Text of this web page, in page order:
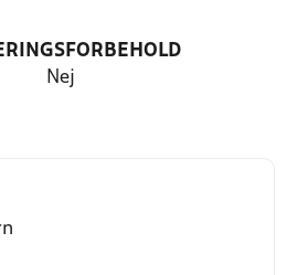
Nej